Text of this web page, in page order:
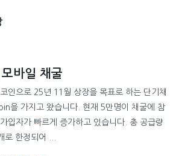
바일 채굴
인으로 25년 11월 상장을 목표로 하는 단기채
을 가지고 왔습니다. 현재 5만명이 채굴에 참
입자가 빠르게 증가하고 있습니다. 총 공급량
로 한정되어 ...